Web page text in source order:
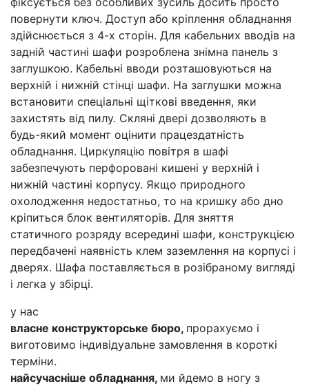
повернути ключ. Доступ або кріплення обладнання
здійснюється з 4-х сторін. Для кабельних вводів на
задній частині шафи розроблена знімна панель з
заглушкою. Кабельні вводи розташовуються на
верхній і нижній стінці шафи. На заглушки можна
встановити спеціальні щіткові введення, яки
захистять від пилу. Скляні двері дозволяють в
будь-який момент оцінити працездатність
обладнання. Циркуляцію повітря в шафі
забезпечують перфоровані кишені у верхній і
нижній частині корпусу. Якщо природного
охолодження недостатньо, то на кришку або дно
кріпиться блок вентиляторів. Для зняття
статичного розряду всередині шафи, конструкцією
передбачені наявність клем заземлення на корпусі і
дверях. Шафа поставляється в розібраному вигляді
і легка у збірці.
у нас
власне конструкторське бюро, прорахуємо і
виготовимо індивідуальне замовлення в короткі
терміни.
найсучасніше обладнання, ми йдемо в ногу з